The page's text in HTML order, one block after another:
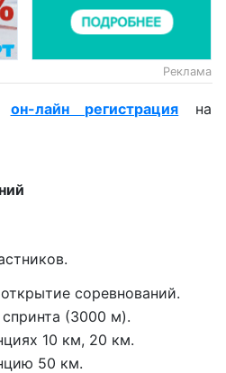
Реклама
он-лайн регистрация на
соревнований.
(3000 м).
10 км, 20 км.
50 км.